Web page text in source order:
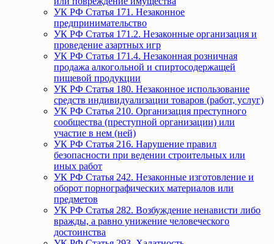
УК РФ Статья 171. Незаконное
предпринимательство
УК РФ Статья 171.2. Незаконные организация и
проведение азартных игр
УК РФ Статья 171.4. Незаконная розничная
продажа алкогольной и спиртосодержащей
пищевой продукции
УК РФ Статья 180. Незаконное использование
средств индивидуализации товаров (работ, услуг)
УК РФ Статья 210. Организация преступного
сообщества (преступной организации) или
участие в нем (ней)
УК РФ Статья 216. Нарушение правил
безопасности при ведении строительных или
иных работ
УК РФ Статья 242. Незаконные изготовление и
оборот порнографических материалов или
предметов
УК РФ Статья 282. Возбуждение ненависти либо
вражды, а равно унижение человеческого
достоинства